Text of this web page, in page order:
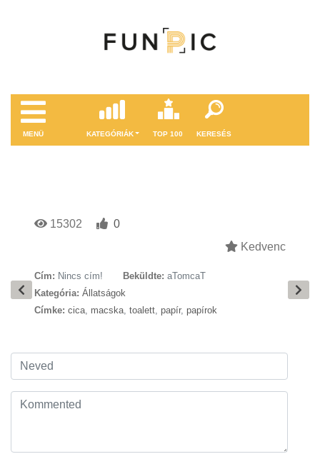
MENÜ KATEGÓRIÁK TOP 100 KERESÉS
15302
0
Kedvenc
Cím: Nincs cím! Beküldte: aTomcaT
Kategória: Állatságok
Címke: cica, macska, toalett, papír, papírok